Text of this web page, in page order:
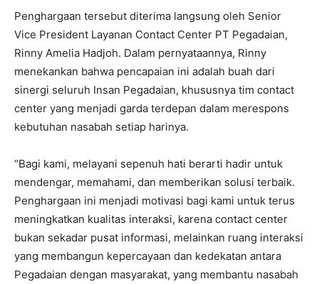
Penghargaan tersebut diterima langsung oleh Senior
Vice President Layanan Contact Center PT Pegadaian,
Rinny Amelia Hadjoh. Dalam pernyataannya, Rinny
menekankan bahwa pencapaian ini adalah buah dari
sinergi seluruh Insan Pegadaian, khususnya tim contact
center yang menjadi garda terdepan dalam merespons
kebutuhan nasabah setiap harinya.
“Bagi kami, melayani sepenuh hati berarti hadir untuk
mendengar, memahami, dan memberikan solusi terbaik.
Penghargaan ini menjadi motivasi bagi kami untuk terus
meningkatkan kualitas interaksi, karena contact center
bukan sekadar pusat informasi, melainkan ruang interaksi
yang membangun kepercayaan dan kedekatan antara
Pegadaian dengan masyarakat, yang membantu nasabah